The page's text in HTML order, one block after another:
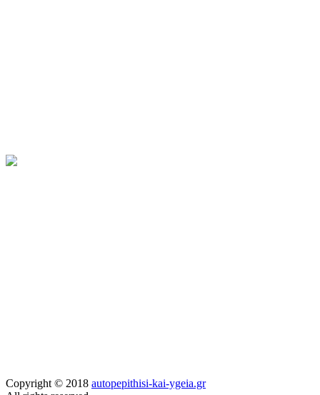
Copyright © 2018 autopepithisi-kai-ygeia.gr